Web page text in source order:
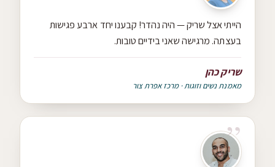
הייתי אצל שריק — היה נהדר! קבענו יחד ארבע פגישות
בעצתה. מרגישה שאני בידיים טובות.
שריק כהן
מאמנת נשים וזוגות · מרכז אפרת צור